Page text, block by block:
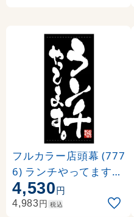
フルカラー店頭幕 (777
6) ランチやってます。
(ポンジ)
4,530円
4,983円 税込